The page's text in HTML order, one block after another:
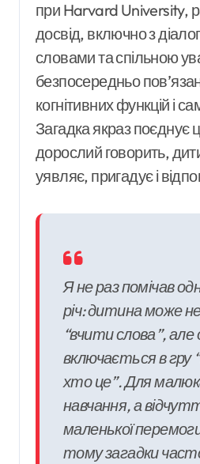
при Harvard University,
досвід, включно з
словами та спільною
безпосередньо
когнітивних функцій і
Загадка якраз поєднує
дорослий говорить,
уявляє, пригадує і
Я не раз помічав
річ: дитина може
“вчити слова”, але
включається в гру
хто це”. Для
навчання, а
маленької
тому загадки